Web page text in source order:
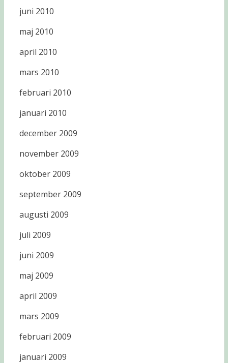
juni 2010
maj 2010
april 2010
mars 2010
februari 2010
januari 2010
december 2009
november 2009
oktober 2009
september 2009
augusti 2009
juli 2009
juni 2009
maj 2009
april 2009
mars 2009
februari 2009
januari 2009